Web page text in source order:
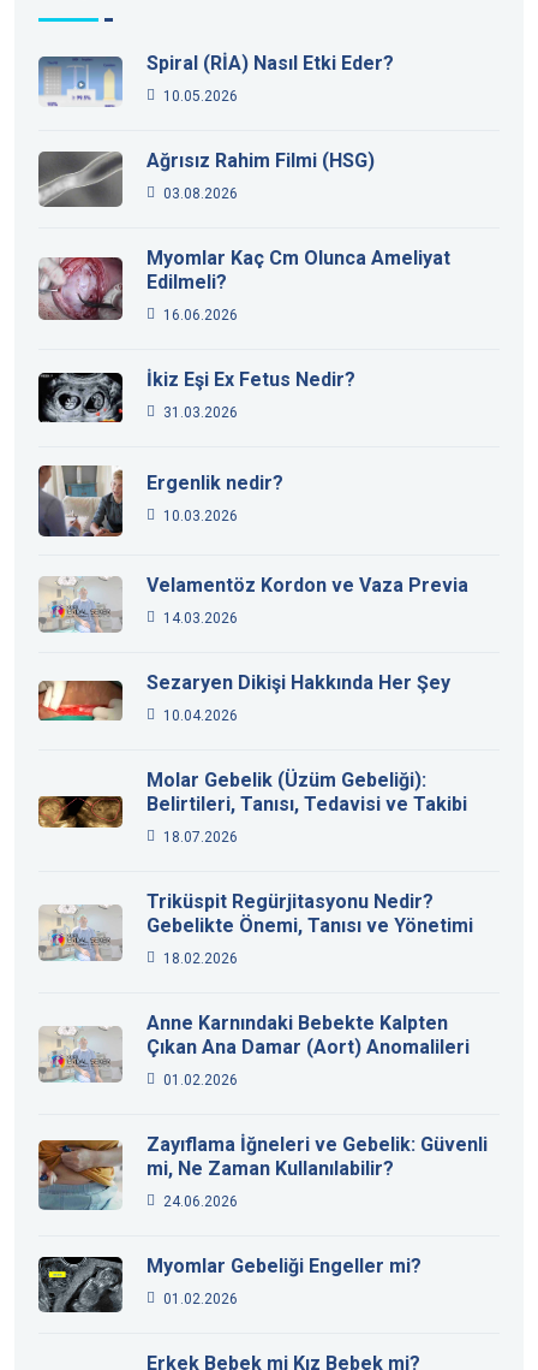
Spiral (RİA) Nasıl Etki Eder?
10.05.2026
Ağrısız Rahim Filmi (HSG)
03.08.2026
Myomlar Kaç Cm Olunca Ameliyat
Edilmeli?
16.06.2026
İkiz Eşi Ex Fetus Nedir?
31.03.2026
Ergenlik nedir?
10.03.2026
Velamentöz Kordon ve Vaza Previa
14.03.2026
Sezaryen Dikişi Hakkında Her Şey
10.04.2026
Molar Gebelik (Üzüm Gebeliği):
Belirtileri, Tanısı, Tedavisi ve Takibi
18.07.2026
Triküspit Regürjitasyonu Nedir?
Gebelikte Önemi, Tanısı ve Yönetimi
18.02.2026
Anne Karnındaki Bebekte Kalpten
Çıkan Ana Damar (Aort) Anomalileri
01.02.2026
Zayıflama İğneleri ve Gebelik: Güvenli
mi, Ne Zaman Kullanılabilir?
24.06.2026
Myomlar Gebeliği Engeller mi?
01.02.2026
Erkek Bebek mi Kız Bebek mi?